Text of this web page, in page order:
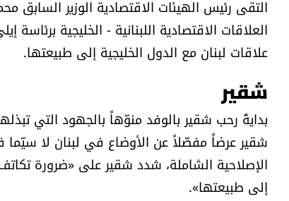
التقى رئيس الهيئات الاقتصادية الوزير
العلاقات الاقتصادية اللبنانية - الخليجية
علاقات لبنان مع الدول الخليجية إلى طبيعتها.
شقير
بدايةً رحب شقير بالوفد منوّهاً بالجهود التي
شقير عرضاً مفصّلاً عن الأوضاع في لبنان لا
الإصلاحية الشاملة، شدد شقير على «ضرورة
إلى طبيعتها».